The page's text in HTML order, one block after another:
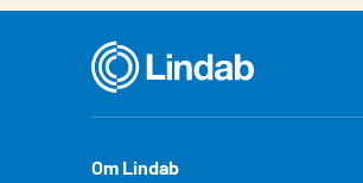
Om Lindab